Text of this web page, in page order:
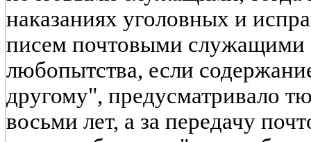
наказаниях уголовных и
писем почтовыми служащими
любопытства, если
другому", предусматривало
восьми лет, а за передачу